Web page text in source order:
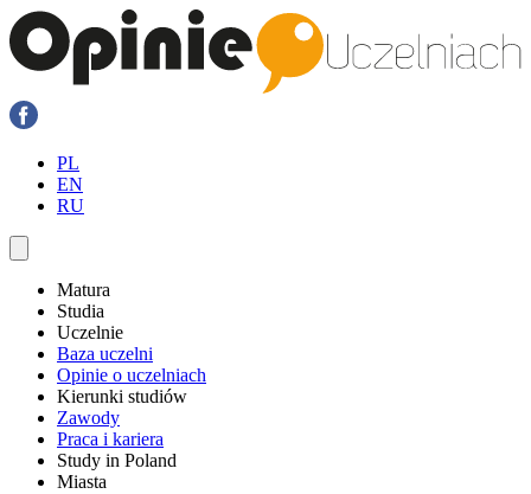
PL
EN
RU
Matura
Studia
Uczelnie
Baza uczelni
Opinie o uczelniach
Kierunki studiów
Zawody
Praca i kariera
Study in Poland
Miasta